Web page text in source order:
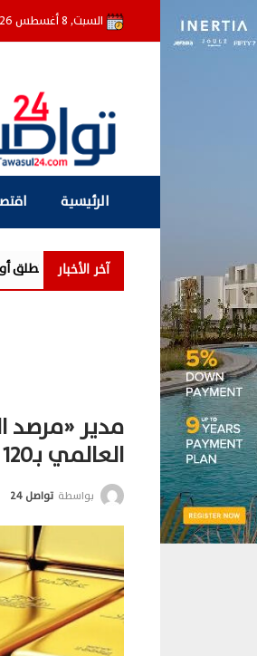
السبت, 8 أغسطس 2026
الرئيسية
آخر الأخبار
مدير «مرصد
العالمي بـ120 جنيهًا
بواسطة تواصل 24